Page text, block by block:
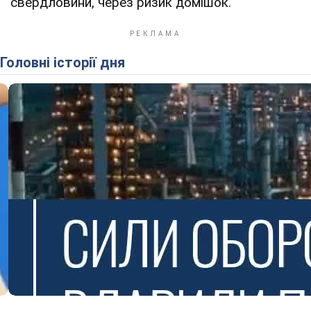
Головні історії дня